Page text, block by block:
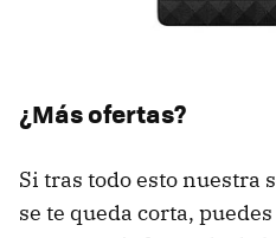
¿Más ofertas?
Si tras todo esto nuestra
se te queda corta,